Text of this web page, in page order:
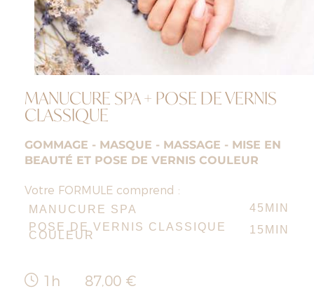
MANUCURE SPA + POSE DE VERNIS
CLASSIQUE
GOMMAGE - MASQUE - MASSAGE - MISE EN
BEAUTÉ ET POSE DE VERNIS COULEUR
Votre FORMULE comprend :
MANUCURE SPA
45MIN
POSE DE VERNIS CLASSIQUE
COULEUR 15MIN
1h 87,00 €